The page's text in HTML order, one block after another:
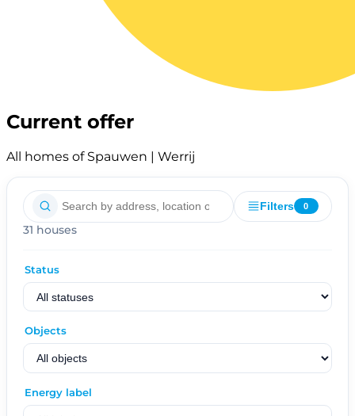
Current offer
All homes of Spauwen | Werrij
Filters 0
31 houses
Status
Objects
Energy label